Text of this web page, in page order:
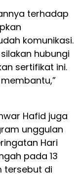
terhadap
komunikasi.
hubungi
sertifikat ini.
Hafid juga
unggulan
Hari
pada 13
tersebut di